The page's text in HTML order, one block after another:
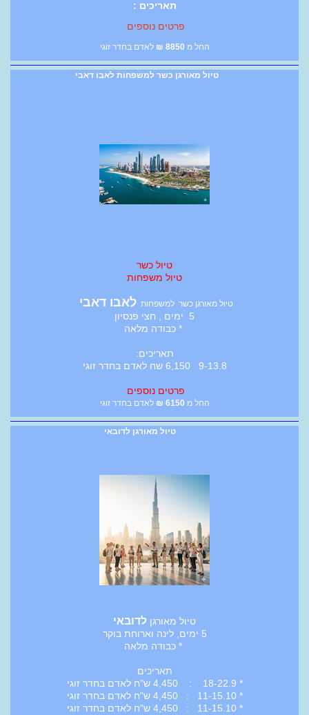
תאריכים :
פרטים נוספים
החל מ 8850
₪ לאדם בחדר זוגי
טיול מאורגן כשר למשפחות לאבו דאבי
טיול כשר
טיול משפחות
טיול מאורגן כשר למשפחות לאבו דאבי
5 ימים , חצי פנסיון
* כבודה מלאה
תאריכים:
9-13.8 6,150 שח לאדם בחדר זוגי
פרטים נוספים
החל מ 6150
₪ לאדם בחדר זוגי
טיול מאורגן לדובאי
טיול מאורגן לדובאי
5 ימים, לינה וארוחת בוקר
* כבודה מלאה
תאריכים
* 18-22.9 : 4,450 ש"ח לאדם בחדר זוגי
* 11-15.10 : 4,450 ש"ח לאדם בחדר זוגי
* 11-15.10 : 4,450 ש"ח לאדם בחדר זוגי